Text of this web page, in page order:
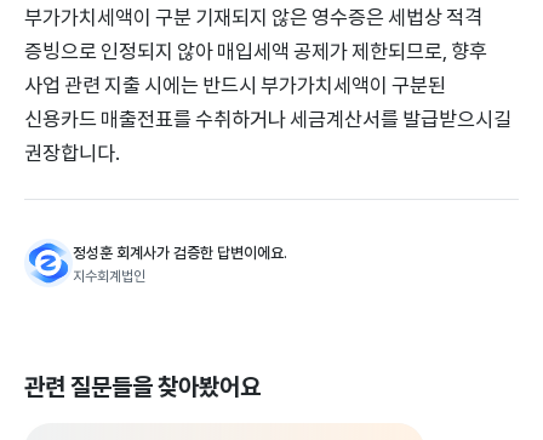
부가가치세액이 구분 기재되지 않은 영수증은 세법상 적격
증빙으로 인정되지 않아 매입세액 공제가 제한되므로, 향후
사업 관련 지출 시에는 반드시 부가가치세액이 구분된
신용카드 매출전표를 수취하거나 세금계산서를 발급받으시길
권장합니다.
정성훈 회계사가 검증한 답변이에요.
지수회계법인
관련 질문들을 찾아봤어요